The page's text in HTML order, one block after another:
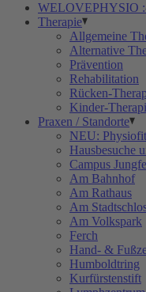
WELOVEPHYSIO
Therapie
Allgemeine
Alternative
Prävention
Rehabilitation
Rücken-
Kinder-
Praxen / Standorte
NEU: Physiofit
Hausbesuche
Campus
Am Bahnhof
Am Rathaus
Am
Am Volkspark
Ferch
Hand- &
Humboldtring
Kurfürstenstift